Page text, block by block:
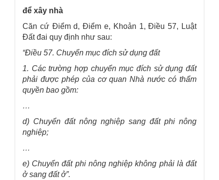
để xây nhà
Căn cứ Điểm d, Điểm e, Khoản 1, Điều 57, Luật
Đất đai quy định như sau:
“Điều 57. Chuyển mục đích sử dụng đất
1. Các trường hợp chuyển mục đích sử dụng đất
phải được phép của cơ quan Nhà nước có thẩm
quyền bao gồm:
…
d) Chuyển đất nông nghiệp sang đất phi nông
nghiệp;
…
e) Chuyển đất phi nông nghiệp không phải là đất
ở sang đất ở”.